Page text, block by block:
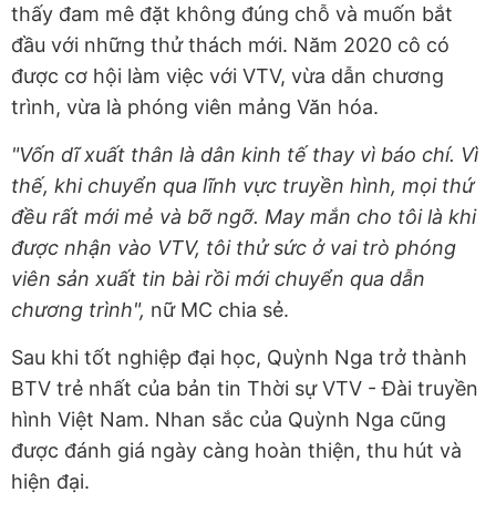
thấy đam mê đặt không đúng chỗ và muốn bắt
đầu với những thử thách mới. Năm 2020 cô có
được cơ hội làm việc với VTV, vừa dẫn chương
trình, vừa là phóng viên mảng Văn hóa.
"Vốn dĩ xuất thân là dân kinh tế thay vì báo chí. Vì
thế, khi chuyển qua lĩnh vực truyền hình, mọi thứ
đều rất mới mẻ và bỡ ngỡ. May mắn cho tôi là khi
được nhận vào VTV, tôi thử sức ở vai trò phóng
viên sản xuất tin bài rồi mới chuyển qua dẫn
chương trình", nữ MC chia sẻ.
Sau khi tốt nghiệp đại học, Quỳnh Nga trở thành
BTV trẻ nhất của bản tin Thời sự VTV - Đài truyền
hình Việt Nam. Nhan sắc của Quỳnh Nga cũng
được đánh giá ngày càng hoàn thiện, thu hút và
hiện đại.